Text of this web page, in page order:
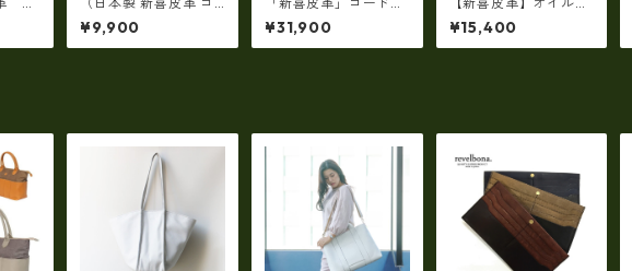
ードバン）オイルコー
ドバンラウンドファス
ナーミニ財布 tc-049
¥9,900
ン 二つ折り財布（コ
イン入れ付き）【日本
製】tc-0201A
¥31,900
ードバンラウンドファ
スナーショートウォレ
ット 日本製 tc-048
¥15,400